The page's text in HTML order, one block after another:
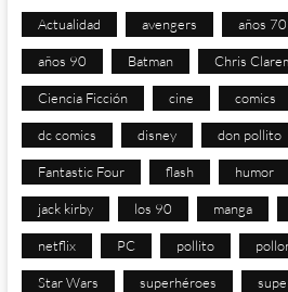
Actualidad avengers años 70
años 90 Batman Chris
Ciencia Ficción cine comics
dc comics disney don pollito
Fantastic Four flash humor
jack kirby los 90 manga
netflix PC pollito
Star Wars superhéroes